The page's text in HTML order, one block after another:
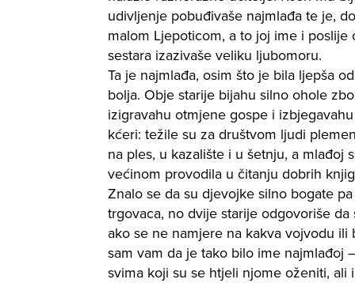
udivljenje pobuđivaše najmlađa te je,
malom Ljepoticom, a to joj ime i poslije
sestara izazivaše veliku ljubomoru.
Ta je najmlađa, osim što je bila ljepša
bolja. Obje starije bijahu silno ohole
izigravahu otmjene gospe i
kćeri: težile su za društvom ljudi
na ples, u kazalište i u šetnju, a mlađoj
većinom provodila u čitanju dobrih
Znalo se da su djevojke silno bogate
trgovaca, no dvije starije odgovoriše
ako se ne namjere na kakva vojvodu
sam vam da je tako bilo ime najmlađoj
svima koji su se htjeli njome oženiti, ali